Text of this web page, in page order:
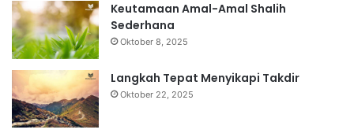
Keutamaan Amal-Amal Shalih
Sederhana
Oktober 8, 2025
Langkah Tepat Menyikapi Takdir
Oktober 22, 2025